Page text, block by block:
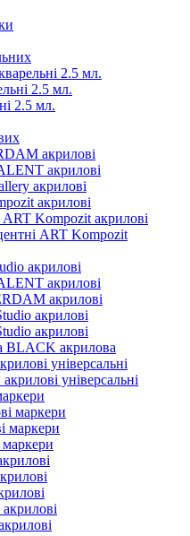
2.5 мл.
2.5 мл.
2.5 мл.
акрилові
акрилові
акрилові
акрилові
ART Kompozit акрилові
ART Kompozit
акрилові
акрилові
акрилові
акрилові
акрилові
BLACK акрилова
універсальні
універсальні
маркери
маркери